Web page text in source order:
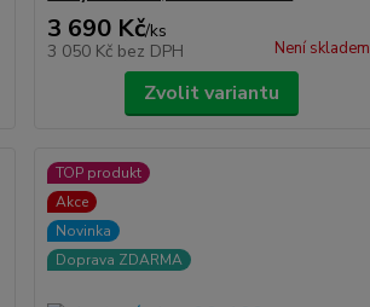
3 690 Kč/ks
3 050 Kč bez DPH Není skladem
Zvolit variantu
TOP produkt
Akce
Novinka
Doprava ZDARMA